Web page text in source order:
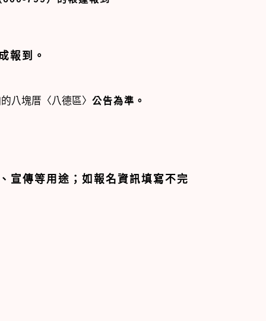
報到。
八塊厝〈八德區〉 公告為準。
宣傳等用途；如報名資訊填寫不完